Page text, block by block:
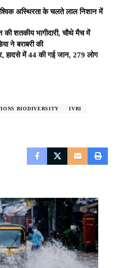
अस्थिरता के चलते लाल निशान में
शतकीय भागीदारी, चौथे मैच में
ने बराबरी की
हादसे में 44 की गई जान, 279 लोग
BIODIVERSITY
IVRI